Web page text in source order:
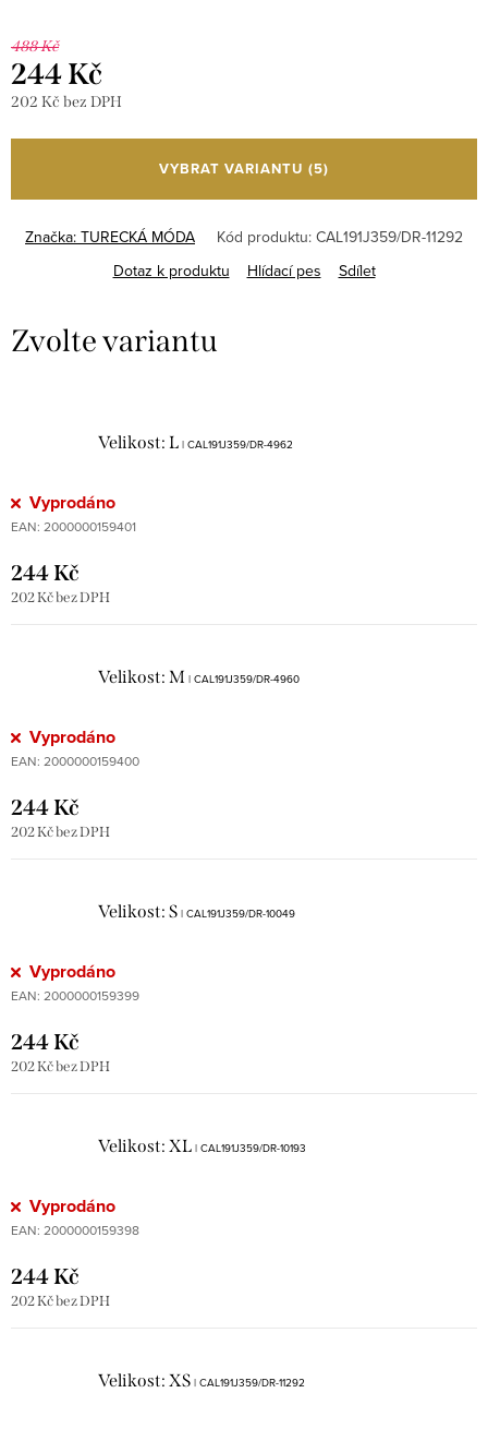
488 Kč
244 Kč
202 Kč bez DPH
cena:
VYBRAT VARIANTU (5)
Značka: TURECKÁ MÓDA Kód produktu: CAL191J359/DR-11292
Dotaz k produktu
Hlídací pes Sdílet
Velikost: L | CAL191J359/DR-4962
Vyprodáno
EAN: 2000000159401
244 Kč
202 Kč bez DPH
Velikost: M | CAL191J359/DR-4960
Vyprodáno
EAN: 2000000159400
244 Kč
202 Kč bez DPH
Velikost: S | CAL191J359/DR-10049
Vyprodáno
EAN: 2000000159399
244 Kč
202 Kč bez DPH
Velikost: XL | CAL191J359/DR-10193
Vyprodáno
EAN: 2000000159398
244 Kč
202 Kč bez DPH
Velikost: XS | CAL191J359/DR-11292